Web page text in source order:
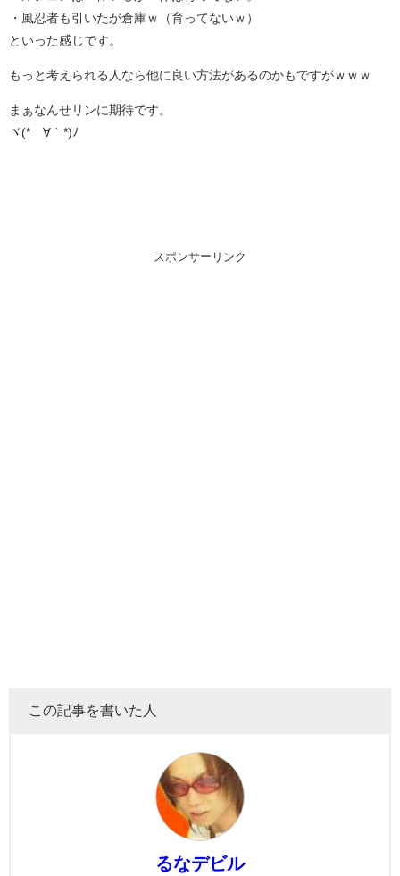
・風忍者も引いたが倉庫ｗ（育ってないｗ）
といった感じです。
もっと考えられる人なら他に良い方法があるのかもですがｗｗｗ
まぁなんせリンに期待です。
ヾ(*´∀｀*)ﾉ
スポンサーリンク
この記事を書いた人
るなデビル